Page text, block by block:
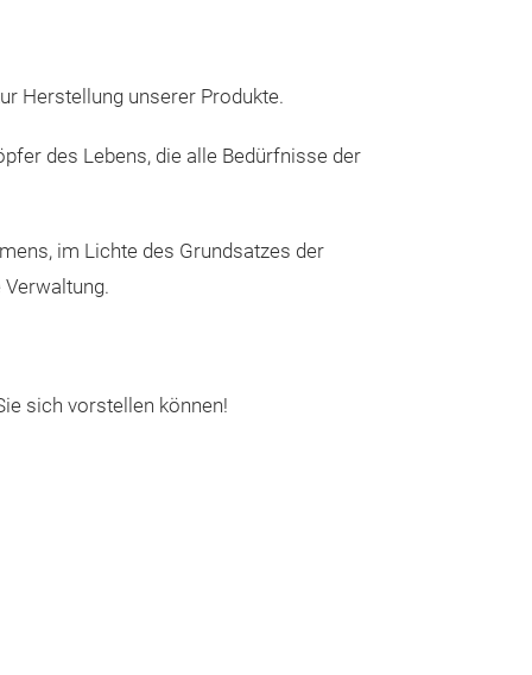
Herstellung unserer Produkte.
des Lebens, die alle Bedürfnisse der
im Lichte des Grundsatzes der
sich vorstellen können!